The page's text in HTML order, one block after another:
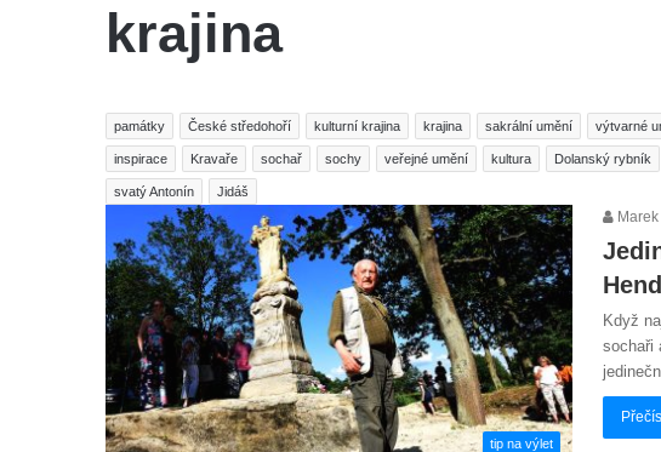
krajina
památky České středohoří kulturní krajina krajina sakrální umění výtvarné
inspirace Kravaře sochař sochy veřejné umění kultura Dolanský rybník
svatý Antonín Jidáš
tip na výlet
Když
sochaři